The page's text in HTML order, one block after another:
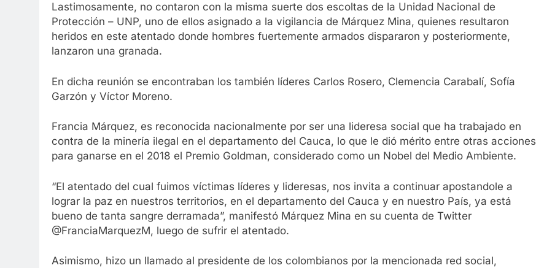
Lastimosamente, no contaron con la misma suerte dos escoltas de la Unidad Nacional de
Protección – UNP, uno de ellos asignado a la vigilancia de Márquez Mina, quienes resultaron
heridos en este atentado donde hombres fuertemente armados dispararon y posteriormente,
lanzaron una granada.
En dicha reunión se encontraban los también líderes Carlos Rosero, Clemencia Carabalí, Sofía
Garzón y Víctor Moreno.
Francia Márquez, es reconocida nacionalmente por ser una lideresa social que ha trabajado en
contra de la minería ilegal en el departamento del Cauca, lo que le dió mérito entre otras acciones
para ganarse en el 2018 el Premio Goldman, considerado como un Nobel del Medio Ambiente.
“El atentado del cual fuimos víctimas líderes y lideresas, nos invita a continuar apostandole a
lograr la paz en nuestros territorios, en el departamento del Cauca y en nuestro País, ya está
bueno de tanta sangre derramada”, manifestó Márquez Mina en su cuenta de Twitter
@FranciaMarquezM, luego de sufrir el atentado.
Asimismo, hizo un llamado al presidente de los colombianos por la mencionada red social,